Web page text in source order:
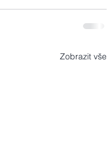
Zobrazit vše